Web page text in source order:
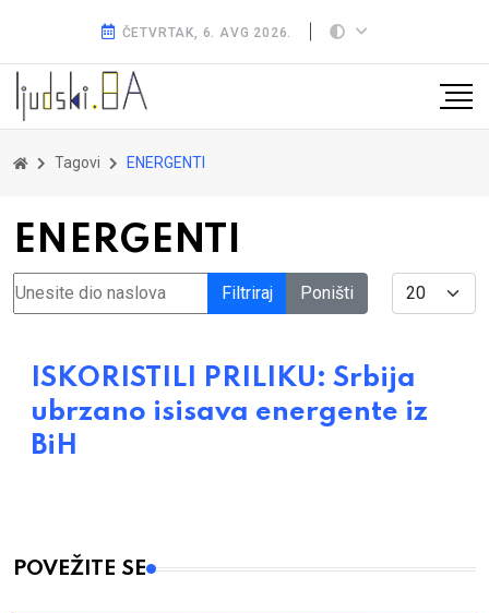
ČETVRTAK, 6. AVG 2026.
Tagovi ENERGENTI
ENERGENTI
Unesite dio naslova Filtriraj Poništi Display #
ISKORISTILI PRILIKU: Srbija
ubrzano isisava energente iz
BiH
POVEŽITE SE